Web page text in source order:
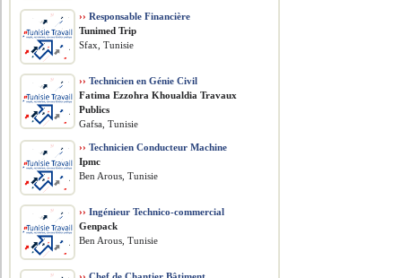
›› Responsable Financière
Tunimed Trip
Sfax, Tunisie
›› Technicien en Génie Civil
Fatima Ezzohra Khoualdia Travaux
Publics
Gafsa, Tunisie
›› Technicien Conducteur Machine
Ipmc
Ben Arous, Tunisie
›› Ingénieur Technico-commercial
Genpack
Ben Arous, Tunisie